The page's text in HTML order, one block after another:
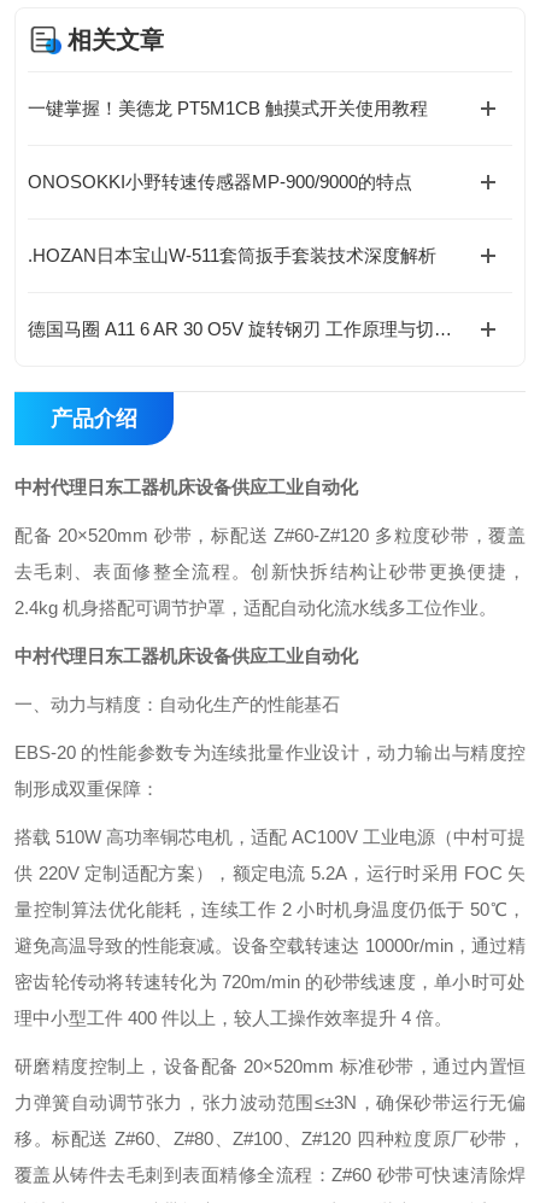
相关文章
一键掌握！美德龙 PT5M1CB 触摸式开关使用教程
ONOSOKKI小野转速传感器MP-900/9000的特点
.HOZAN日本宝山W-511套筒扳手套装技术深度解析
德国马圈 A11 6 AR 30 O5V 旋转钢刃 工作原理与切削机理
产品介绍
中村代理日东工器机床设备供应工业自动化
配备 20×520mm 砂带，标配送 Z#60-Z#120 多粒度砂带，覆盖
去毛刺、表面修整全流程。创新快拆结构让砂带更换便捷，
2.4kg 机身搭配可调节护罩，适配自动化流水线多工位作业。
中村代理日东工器机床设备供应工业自动化
一、动力与精度：自动化生产的性能基石
EBS-20 的性能参数专为连续批量作业设计，动力输出与精度控
制形成双重保障：
搭载 510W 高功率铜芯电机，适配 AC100V 工业电源（中村可提
供 220V 定制适配方案），额定电流 5.2A，运行时采用 FOC 矢
量控制算法优化能耗，连续工作 2 小时机身温度仍低于 50℃，
避免高温导致的性能衰减。设备空载转速达 10000r/min，通过精
密齿轮传动将转速转化为 720m/min 的砂带线速度，单小时可处
理中小型工件 400 件以上，较人工操作效率提升 4 倍。
研磨精度控制上，设备配备 20×520mm 标准砂带，通过内置恒
力弹簧自动调节张力，张力波动范围≤±3N，确保砂带运行无偏
移。标配送 Z#60、Z#80、Z#100、Z#120 四种粒度原厂砂带，
覆盖从铸件去毛刺到表面精修全流程：Z#60 砂带可快速清除焊